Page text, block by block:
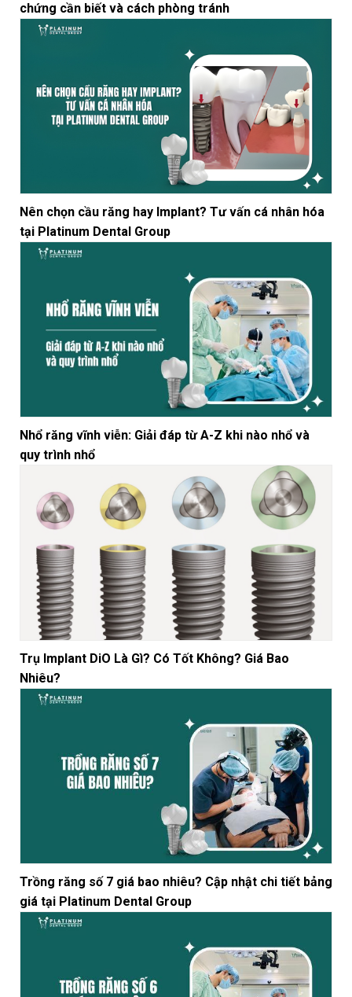
chứng cần biết và cách phòng tránh
Nên chọn cầu răng hay Implant? Tư vấn cá nhân hóa
tại Platinum Dental Group
Nhổ răng vĩnh viễn: Giải đáp từ A-Z khi nào nhổ và
quy trình nhổ
Trụ Implant DiO Là Gì? Có Tốt Không? Giá Bao
Nhiêu?
Trồng răng số 7 giá bao nhiêu? Cập nhật chi tiết bảng
giá tại Platinum Dental Group